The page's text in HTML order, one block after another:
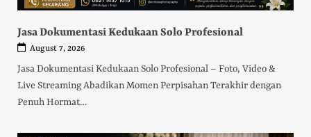
Jasa Dokumentasi Kedukaan Solo Profesional
August 7, 2026
Jasa Dokumentasi Kedukaan Solo Profesional – Foto, Video &
Live Streaming Abadikan Momen Perpisahan Terakhir dengan
Penuh Hormat…